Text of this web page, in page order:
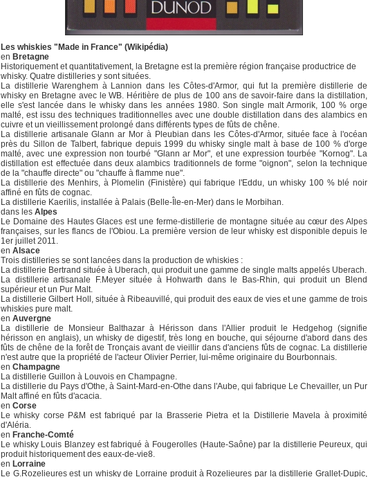
Les whiskies "Made in France" (Wikipédia)
en Bretagne
Historiquement et quantitativement, la Bretagne est la première région française productrice de
whisky. Quatre distilleries y sont situées.
La distillerie Warenghem à Lannion dans les Côtes-d'Armor, qui fut la première distillerie de
whisky en Bretagne avec le WB. Héritière de plus de 100 ans de savoir-faire dans la distillation,
elle s'est lancée dans le whisky dans les années 1980. Son single malt Armorik, 100 % orge
malté, est issu des techniques traditionnelles avec une double distillation dans des alambics en
cuivre et un vieillissement prolongé dans différents types de fûts de chêne.
La distillerie artisanale Glann ar Mor à Pleubian dans les Côtes-d'Armor, située face à l'océan
près du Sillon de Talbert, fabrique depuis 1999 du whisky single malt à base de 100 % d'orge
malté, avec une expression non tourbé "Glann ar Mor", et une expression tourbée "Kornog". La
distillation est effectuée dans deux alambics traditionnels de forme "oignon", selon la technique
de la "chauffe directe" ou "chauffe à flamme nue".
La distillerie des Menhirs, à Plomelin (Finistère) qui fabrique l'Eddu, un whisky 100 % blé noir
affiné en fûts de cognac.
La distillerie Kaerilis, installée à Palais (Belle-Île-en-Mer) dans le Morbihan.
dans les Alpes
Le Domaine des Hautes Glaces est une ferme-distillerie de montagne située au cœur des Alpes
françaises, sur les flancs de l'Obiou. La première version de leur whisky est disponible depuis le
1er juillet 2011.
en Alsace
Trois distilleries se sont lancées dans la production de whiskies :
La distillerie Bertrand située à Uberach, qui produit une gamme de single malts appelés Uberach.
La distillerie artisanale F.Meyer située à Hohwarth dans le Bas-Rhin, qui produit un Blend
supérieur et un Pur Malt.
La distillerie Gilbert Holl, située à Ribeauvillé, qui produit des eaux de vies et une gamme de trois
whiskies pure malt.
en Auvergne
La distillerie de Monsieur Balthazar à Hérisson dans l'Allier produit le Hedgehog (signifie
hérisson en anglais), un whisky de digestif, très long en bouche, qui séjourne d'abord dans des
fûts de chêne de la forêt de Tronçais avant de vieillir dans d'anciens fûts de cognac. La distillerie
n'est autre que la propriété de l'acteur Olivier Perrier, lui-même originaire du Bourbonnais.
en Champagne
La distillerie Guillon à Louvois en Champagne.
La distillerie du Pays d'Othe, à Saint-Mard-en-Othe dans l'Aube, qui fabrique Le Chevailler, un Pur
Malt affiné en fûts d'acacia.
en Corse
Le whisky corse P&M est fabriqué par la Brasserie Pietra et la Distillerie Mavela à proximité
d'Aléria.
en Franche-Comté
Le whisky Louis Blanzey est fabriqué à Fougerolles (Haute-Saône) par la distillerie Peureux, qui
produit historiquement des eaux-de-vie8.
en Lorraine
Le G.Rozelieures est un whisky de Lorraine produit à Rozelieures par la distillerie Grallet-Dupic,